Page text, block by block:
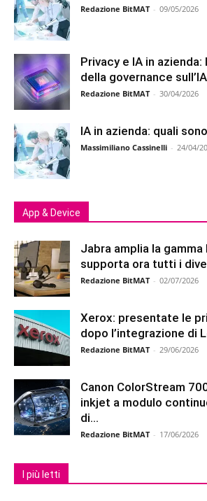
Redazione BitMAT - 09/05/2026
Privacy e IA in azienda:
della governance sull’IA
Redazione BitMAT - 30/04/2026
IA in azienda: quali
Massimiliano Cassinelli - 24/04/
App & Device
Jabra amplia la gamma
supporta ora tutti i
Redazione BitMAT - 02/07/2026
Xerox: presentate le
dopo l’integrazione di
Redazione BitMAT - 29/06/2026
Canon ColorStream
inkjet a modulo
di...
Redazione BitMAT - 17/06/2026
I più letti